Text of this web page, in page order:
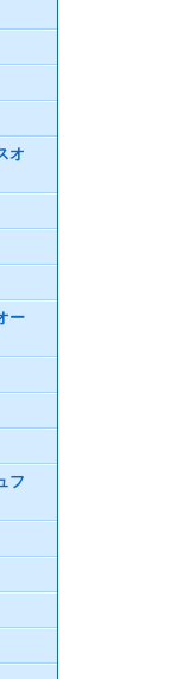
オ
ー
フ